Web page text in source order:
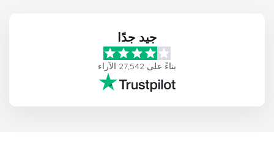
جيد جدًا
بناءً على 27,542 الآراء